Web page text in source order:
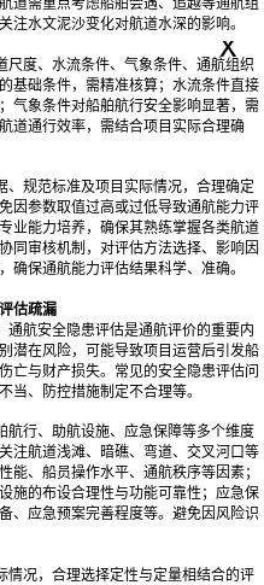
道需重点考虑船舶会遇、追越等通航组
注水文泥沙变化对航道水深的影响。
度、水流条件、气象条件、通航组织
基础条件，需精准核算；水流条件直接
气象条件对船舶航行安全影响显著，需
道通行效率，需结合项目实际合理确
规范标准及项目实际情况，合理确定
因参数取值过高或过低导致通航能力评
业能力培养，确保其熟练掌握各类航道
同审核机制，对评估方法选择、影响因
确保通航能力评估结果科学、准确。
估疏漏
航安全隐患评估是通航评价的重要内
潜在风险，可能导致项目运营后引发船
亡与财产损失。常见的安全隐患评估问
当、防控措施制定不合理等。
航行、助航设施、应急保障等多个维度
注航道浅滩、暗礁、弯道、交叉河口等
能、船员操作水平、通航秩序等因素；
施的布设合理性与功能可靠性；应急保
、应急预案完善程度等。避免因风险识
情况，合理选择定性与定量相结合的评
x